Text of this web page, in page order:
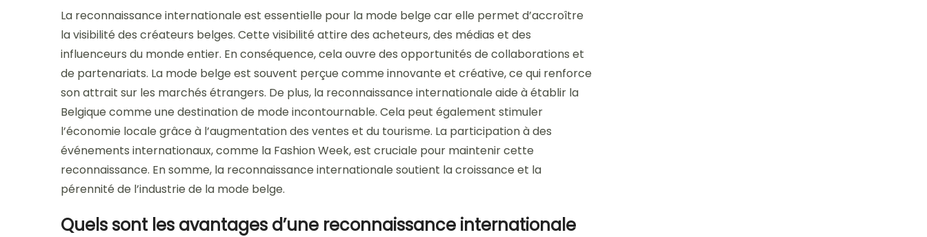
La reconnaissance internationale est essentielle pour la mode belge car elle permet d’accroître
la visibilité des créateurs belges. Cette visibilité attire des acheteurs, des médias et des
influenceurs du monde entier. En conséquence, cela ouvre des opportunités de collaborations et
de partenariats. La mode belge est souvent perçue comme innovante et créative, ce qui renforce
son attrait sur les marchés étrangers. De plus, la reconnaissance internationale aide à établir la
Belgique comme une destination de mode incontournable. Cela peut également stimuler
l’économie locale grâce à l’augmentation des ventes et du tourisme. La participation à des
événements internationaux, comme la Fashion Week, est cruciale pour maintenir cette
reconnaissance. En somme, la reconnaissance internationale soutient la croissance et la
pérennité de l’industrie de la mode belge.
Quels sont les avantages d’une reconnaissance internationale